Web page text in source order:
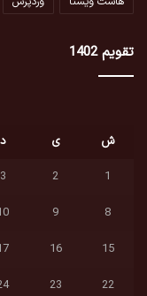
تقویم 1402
ش ی د
1
2
3
8
9
15
16
22
23